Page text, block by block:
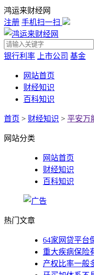
鸿运来财经网
注册 手机扫一扫
银行利率 上市公司 基金
网站首页
财经知识
百科知识
首页 > 财经知识 > 平安万
网站分类
网站首页
财经知识
百科知识
热门文章
64家网贷平台
重大疾病保险
产权比率一般